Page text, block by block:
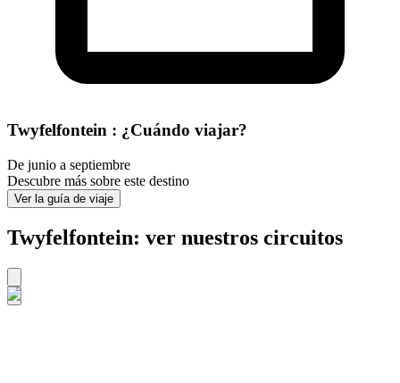
Twyfelfontein : ¿Cuándo viajar?
De junio a septiembre
Descubre más sobre este destino
Ver la guía de viaje
Twyfelfontein: ver nuestros circuitos